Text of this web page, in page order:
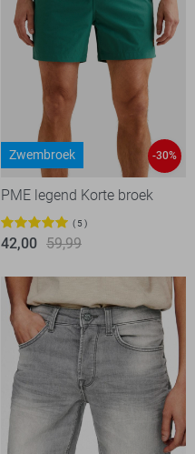
Zwembroek -30%
PME legend Korte broek
5
42,00 59,99